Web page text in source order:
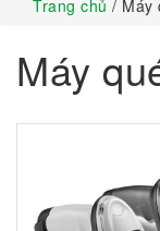
Trang chủ / Máy
Máy